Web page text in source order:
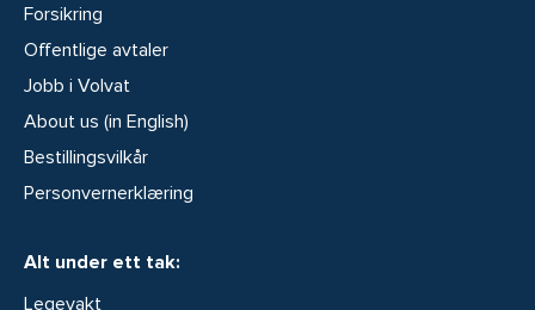
Forsikring
Offentlige avtaler
Jobb i Volvat
About us (in English)
Bestillingsvilkår
Personvernerklæring
Alt under ett tak:
Legevakt